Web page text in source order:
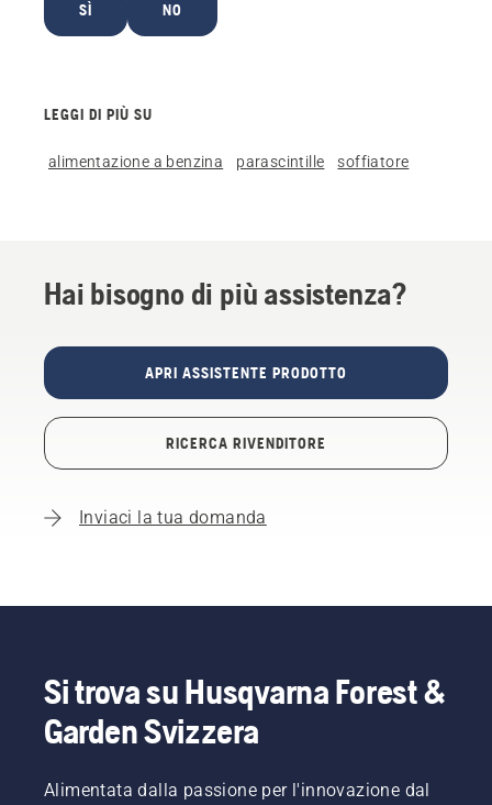
SÌ NO
LEGGI DI PIÙ SU
alimentazione a benzina parascintille soffiatore
Hai bisogno di più assistenza?
APRI ASSISTENTE PRODOTTO
RICERCA RIVENDITORE
Inviaci la tua domanda
Si trova su Husqvarna Forest &
Garden Svizzera
Alimentata dalla passione per l'innovazione dal